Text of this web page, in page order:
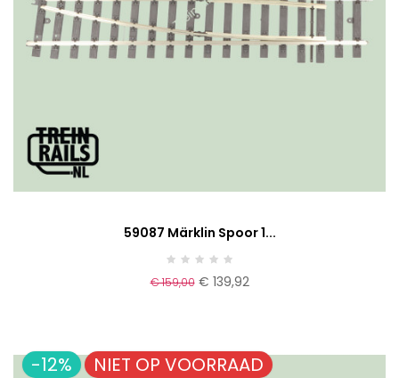
59087 Märklin Spoor 1...
€ 159,00 € 139,92
-12% NIET OP VOORRAAD